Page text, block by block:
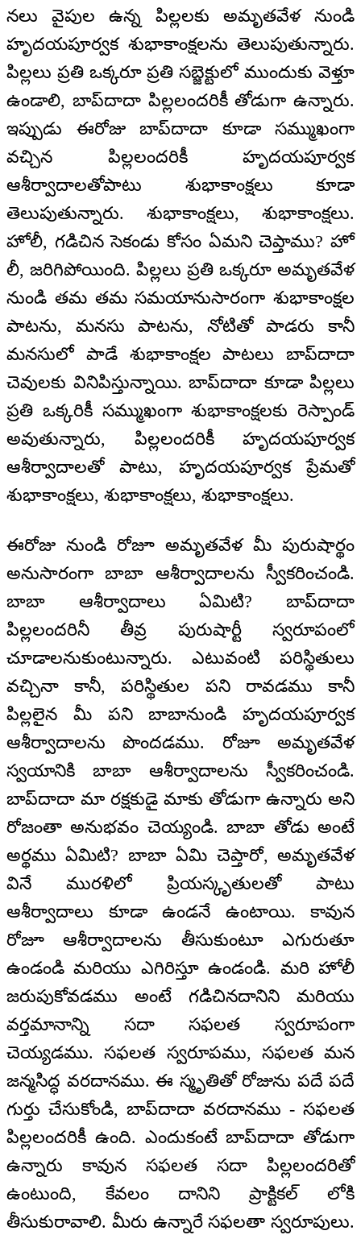
నలు వైపుల ఉన్న పిల్లలకు అమృతవేళ నుండి
హృదయపూర్వక శుభాకాంక్షలను తెలుపుతున్నారు.
పిల్లలు ప్రతి ఒక్కరూ ప్రతి సబ్జెక్టులో ముందుకు వెళ్తూ
ఉండాలి, బాప్‍దాదా పిల్లలందరికీ తోడుగా ఉన్నారు.
ఇప్పుడు ఈరోజు బాప్‍దాదా కూడా సమ్ముఖంగా
వచ్చిన పిల్లలందరికీ హృదయపూర్వక
ఆశీర్వాదాలతోపాటు శుభాకాంక్షలు కూడా
తెలుపుతున్నారు. శుభాకాంక్షలు, శుభాకాంక్షలు.
హోలీ, గడిచిన సెకండు కోసం ఏమని చెప్తాము? హో
లీ, జరిగిపోయింది. పిల్లలు ప్రతి ఒక్కరూ అమృతవేళ
నుండి తమ తమ సమయానుసారంగా శుభాకాంక్షల
పాటను, మనసు పాటను, నోటితో పాడరు కానీ
మనసులో పాడే శుభాకాంక్షల పాటలు బాప్‍దాదా
చెవులకు వినిపిస్తున్నాయి. బాప్‍దాదా కూడా పిల్లలు
ప్రతి ఒక్కరికీ సమ్ముఖంగా శుభాకాంక్షలకు రెస్పాండ్
అవుతున్నారు, పిల్లలందరికీ హృదయపూర్వక
ఆశీర్వాదాలతో పాటు, హృదయపూర్వక ప్రేమతో
శుభాకాంక్షలు, శుభాకాంక్షలు, శుభాకాంక్షలు.
ఈరోజు నుండి రోజూ అమృతవేళ మీ పురుషార్థం
అనుసారంగా బాబా ఆశీర్వాదాలను స్వీకరించండి.
బాబా ఆశీర్వాదాలు ఏమిటి? బాప్‍దాదా
పిల్లలందరినీ తీవ్ర పురుషార్టీ స్వరూపంలో
చూడాలనుకుంటున్నారు. ఎటువంటి పరిస్థితులు
వచ్చినా కానీ, పరిస్థితుల పని రావడము కానీ
పిల్లలైన మీ పని బాబానుండి హృదయపూర్వక
ఆశీర్వాదాలను పొందడము. రోజూ అమృతవేళ
స్వయానికి బాబా ఆశీర్వాదాలను స్వీకరించండి.
బాప్‍దాదా మా రక్షకుడై మాకు తోడుగా ఉన్నారు అని
రోజంతా అనుభవం చెయ్యండి. బాబా తోడు అంటే
అర్థము ఏమిటి? బాబా ఏమి చెప్తారో, అమృతవేళ
వినే మురళిలో ప్రియస్కృతులతో పాటు
ఆశీర్వాదాలు కూడా ఉండనే ఉంటాయి. కావున
రోజూ ఆశీర్వాదాలను తీసుకుంటూ ఎగురుతూ
ఉండండి మరియు ఎగిరిస్తూ ఉండండి. మరి హోలీ
జరుపుకోవడము అంటే గడిచినదానిని మరియు
వర్తమానాన్ని సదా సఫలత స్వరూపంగా
చెయ్యడము. సఫలత స్వరూపము, సఫలత మన
జన్మసిద్ధ వరదానము. ఈ స్మృతితో రోజును పదే పదే
గుర్తు చేసుకోండి, బాప్‍దాదా వరదానము - సఫలత
పిల్లలందరికీ ఉంది. ఎందుకంటే బాప్‍దాదా తోడుగా
ఉన్నారు కావున సఫలత సదా పిల్లలందరితో
ఉంటుంది, కేవలం దానిని ప్రాక్టికల్ లోకి
తీసుకురావాలి. మీరు ఉన్నారే సఫలతా స్వరూపులు.